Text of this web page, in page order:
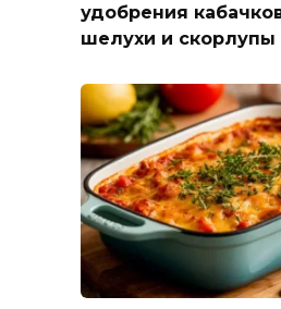
удобрения
шелухи и скорлупы